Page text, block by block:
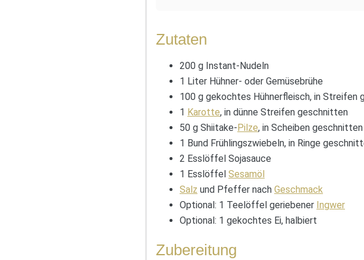
Zutaten
200 g Instant-Nudeln
1 Liter Hühner- oder Gemüsebrühe
100 g gekochtes Hühnerfleisch, in Streifen
1 Karotte, in dünne Streifen geschnitten
50 g Shiitake- Pilze, in Scheiben geschnitten
1 Bund Frühlingszwiebeln, in Ringe
2 Esslöffel Sojasauce
1 Esslöffel Sesamöl
Salz und Pfeffer nach Geschmack
Optional: 1 Teelöffel geriebener Ingwer
Optional: 1 gekochtes Ei, halbiert
Zubereitung